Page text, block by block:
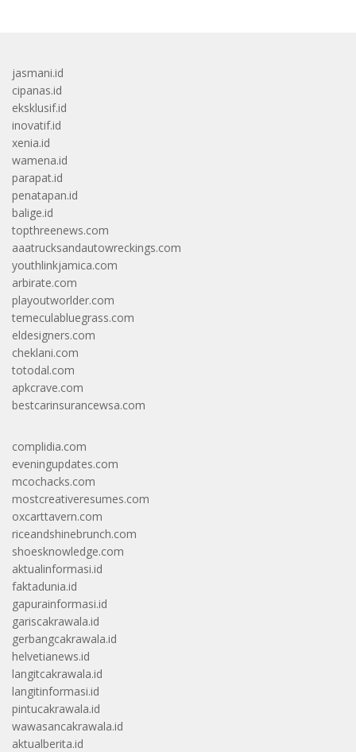
jasmani.id
cipanas.id
eksklusif.id
inovatif.id
xenia.id
wamena.id
parapat.id
penatapan.id
balige.id
topthreenews.com
aaatrucksandautowreckings.com
youthlinkjamica.com
arbirate.com
playoutworlder.com
temeculabluegrass.com
eldesigners.com
cheklani.com
totodal.com
apkcrave.com
bestcarinsurancewsa.com
complidia.com
eveningupdates.com
mcochacks.com
mostcreativeresumes.com
oxcarttavern.com
riceandshinebrunch.com
shoesknowledge.com
aktualinformasi.id
faktadunia.id
gapurainformasi.id
gariscakrawala.id
gerbangcakrawala.id
helvetianews.id
langitcakrawala.id
langitinformasi.id
pintucakrawala.id
wawasancakrawala.id
aktualberita.id